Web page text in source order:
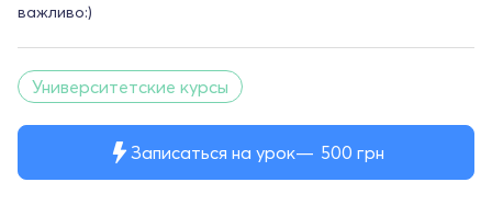
Записаться на урок 500 грн
важливо:)
Университетские курсы